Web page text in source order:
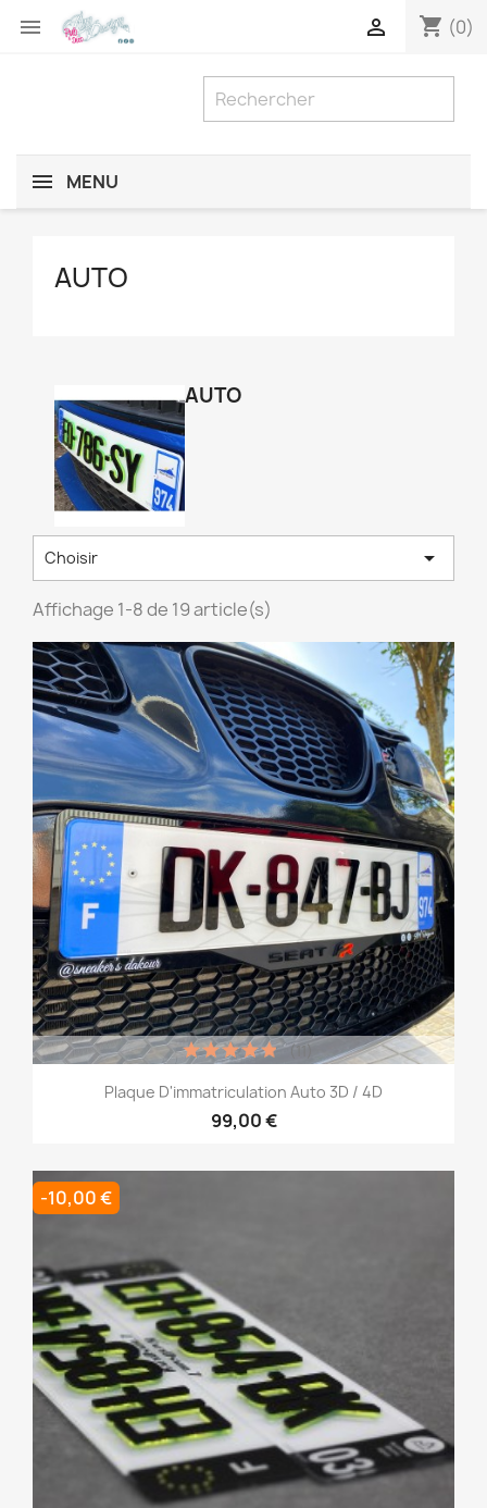
 shopping_cart (0)

MENU
AUTO
AUTO
Choisir 
Affichage 1-8 de 19 article(s)
Plaque D'immatriculation Auto 3D / 4D
99,00 €
(11)
-10,00 €